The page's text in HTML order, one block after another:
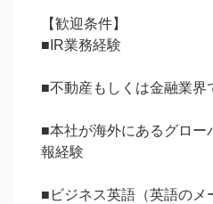
【歓迎条件】
■IR業務経験
■不動産もしくは金融業界
■本社が海外にあるグロー
報経験
■ビジネス英語（英語のメ